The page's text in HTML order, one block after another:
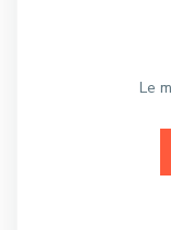
Le